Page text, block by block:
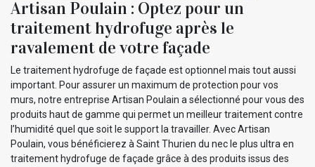
Artisan Poulain : Optez pour un
traitement hydrofuge après le
ravalement de votre façade
Le traitement hydrofuge de façade est optionnel mais tout aussi
important. Pour assurer un maximum de protection pour vos
murs, notre entreprise Artisan Poulain a sélectionné pour vous des
produits haut de gamme qui permet un meilleur traitement contre
l’humidité quel que soit le support la travailler. Avec Artisan
Poulain, vous bénéficierez à Saint Thurien du nec le plus ultra en
traitement hydrofuge de façade grâce à des produits issus des